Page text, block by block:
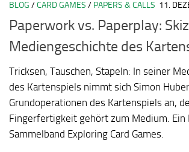
BLOG /CARD GAMES / PAPERS & CALLS 11.
Paperwork vs. Paperplay:
Mediengeschichte des
Tricksen, Tauschen, Stapeln: In seiner
des Kartenspiels nimmt sich Simon
Grundoperationen des Kartenspiels an,
Fingerfertigkeit gehört zum Medium. Ein
Sammelband Exploring Card Games.